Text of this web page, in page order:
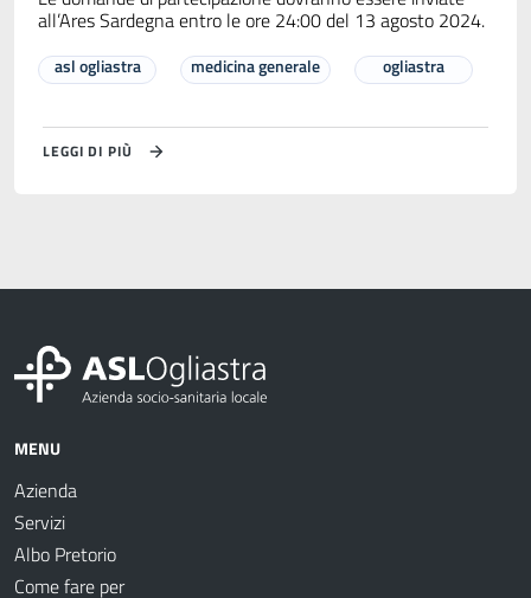
all’Ares Sardegna entro le ore 24:00 del 13 agosto 2024.
asl ogliastra medicina generale ogliastra
LEGGI DI PIÙ
MENU
Azienda
Servizi
Albo Pretorio
Come fare per